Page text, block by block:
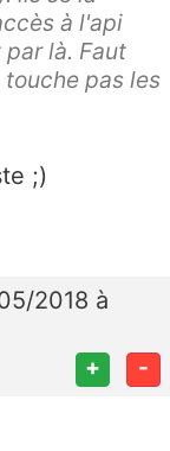
à l'api
là. Faut
pas les
;)
2018 à
+ -